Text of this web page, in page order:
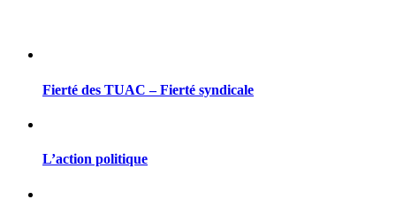
Fierté des TUAC – Fierté syndicale
L’action politique